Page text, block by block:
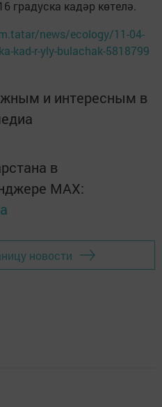
градуска кадәр көтелә.
news/ecology/11-04-
kad-r-yly-bulachak-5818799
и интересным в
в
MАХ:
новости